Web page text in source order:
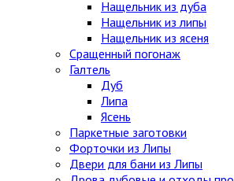
Нащельник из дуба
Нащельник из липы
Нащельник из ясеня
Сращенный погонаж
Галтель
Дуб
Липа
Ясень
Паркетные заготовки
Форточки из Липы
Двери для бани из Липы